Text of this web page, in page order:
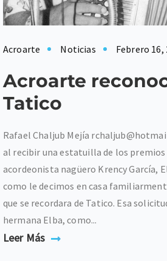
Acroarte Noticias Febrero 16,
Acroarte
Tatico
Rafael Chaljub Mejía
al recibir una estatuilla de los premios
acordeonista nagüero Krency García,
como le decimos en casa
que se recordara de Tatico. Esa
hermana Elba, como...
Leer Más